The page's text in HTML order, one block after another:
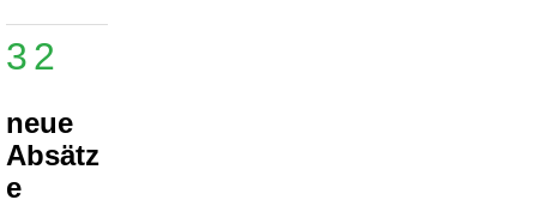
32
neue
Absätz
e